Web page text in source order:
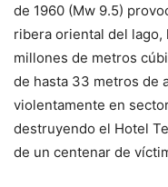
de 1960 (Mw 9.5)
ribera oriental del
millones de metros
de hasta 33 metros de
violentamente en
destruyendo el Hotel
de un centenar de